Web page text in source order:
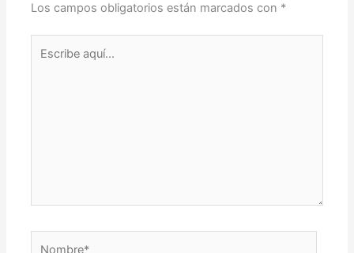
Los campos obligatorios están marcados con *